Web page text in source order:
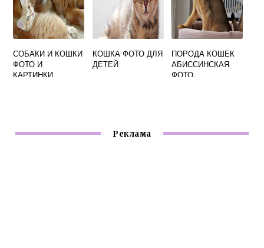
СОБАКИ И КОШКИ
ФОТО И
КАРТИНКИ
КОШКА ФОТО ДЛЯ
ДЕТЕЙ
ПОРОДА КОШЕК
АБИССИНСКАЯ
ФОТО
Реклама